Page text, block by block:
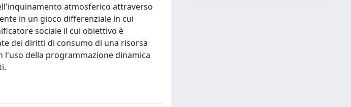
atmosferico attraverso
in un gioco differenziale in cui
sociale il cui obiettivo è
dei diritti di consumo di una risorsa
l'uso della programmazione dinamica